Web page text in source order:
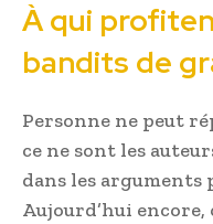
À qui
bandits de
Personne ne peut
ce ne sont les
dans les arguments
Aujourd’hui